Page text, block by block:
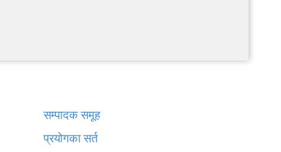
सम्पादक समूह
प्रयोगका सर्त